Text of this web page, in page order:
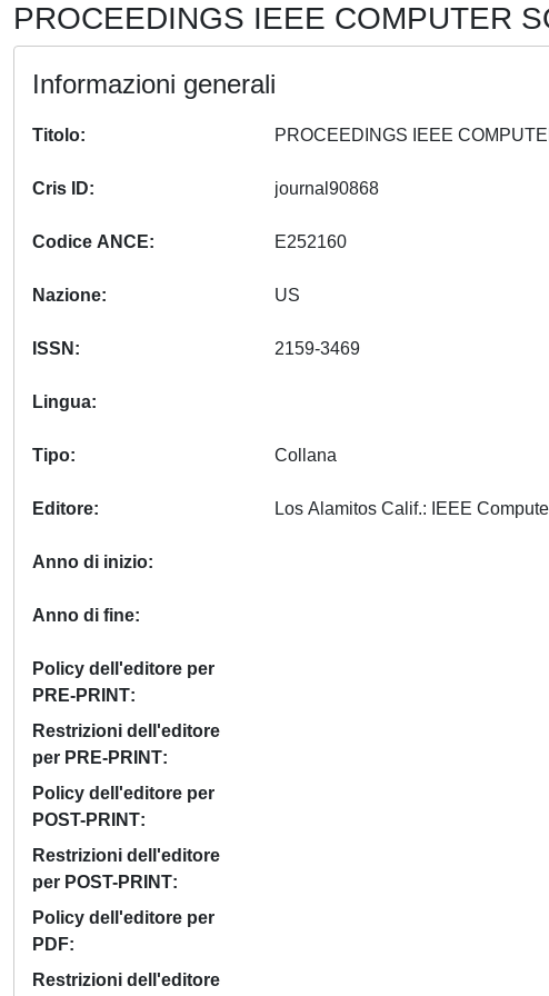
PROCEEDINGS IEEE COMPUTER
Informazioni generali
Titolo
Cris ID
Codice ANCE
Nazione
ISSN
Lingua
Tipo Collana
Editore
Anno di inizio
Anno di fine
Policy dell'editore per
PRE-PRINT
Restrizioni dell'editore
per PRE-PRINT
Policy dell'editore per
POST-PRINT
Restrizioni dell'editore
per POST-PRINT
Policy dell'editore per
PDF
Restrizioni dell'editore